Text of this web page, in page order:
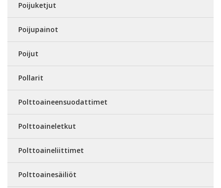
Poijuketjut
Poijupainot
Poijut
Pollarit
Polttoaineensuodattimet
Polttoaineletkut
Polttoaineliittimet
Polttoainesäiliöt